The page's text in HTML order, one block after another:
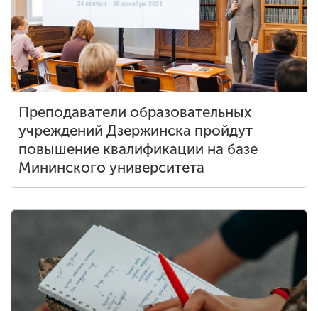
Преподаватели образовательных
учреждений Дзержинска пройдут
повышение квалификации на базе
Мининского университета